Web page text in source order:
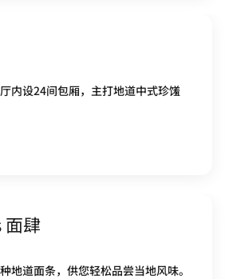
内设24间包厢，主打地道中式珍馐
面肆
地道面条，供您轻松品尝当地风味。